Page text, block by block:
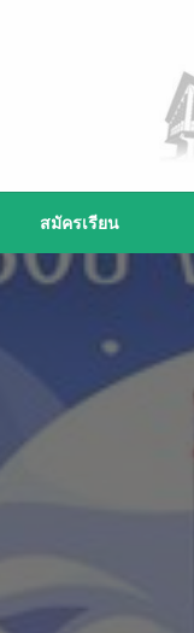
สมัครเรียน